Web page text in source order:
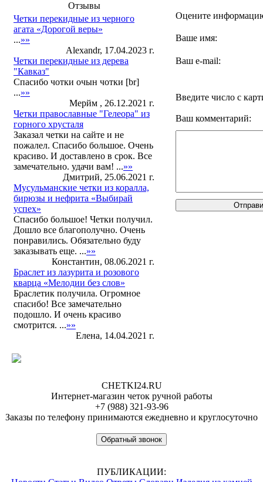
Отзывы
Четки перекидные из черного
агата «Дорогой веры»
...»»
Alexandr, 17.04.2023 г.
Четки перекидные из дерева
"Кавказ"
Спасибо чотки очын чотки [br]
...»»
Мерйм , 26.12.2021 г.
Четки православные "Гелеора" из
горного хрусталя
Заказал четки на сайте и не
пожалел. Спасибо большое. Очень
красиво. И доставлено в срок. Все
замечательно. удачи вам! ...»»
Дмитрий, 25.06.2021 г.
Мусульманские четки из коралла,
бирюзы и нефрита «Выбирай
успех»
Спасибо большое! Четки получил.
Дошло все благополучно. Очень
понравились. Обязательно буду
заказывать еще. ...»»
Константин, 08.06.2021 г.
Браслет из лазурита и розового
кварца «Мелодии без слов»
Браслетик получила. Огромное
спасибо! Все замечательно
подошло. И очень красиво
смотрится. ...»»
Елена, 14.04.2021 г.
Оцените
Ваше имя:
Ваш e-mail:
Введите число с
Ваш комментарий:
CHETKI24.RU
Интернет-магазин четок ручной работы
+7 (988) 321-93-96
Заказы по телефону принимаются ежедневно и круглосуточно
Обратный звонок
ПУБЛИКАЦИИ: